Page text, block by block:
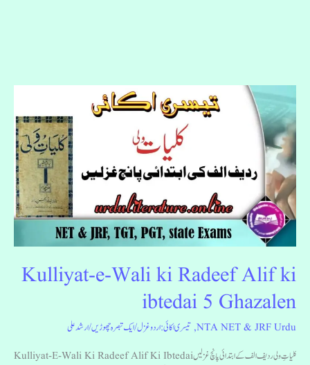
Kulliyat-e-Wali ki Radeef Alif ki
ibtedai 5 Ghazalen
NTA NET & JRF Urdu
, تیسری اکائی: اردو غزل/ایک تبصرہ چھوڑیں/ارشد علی
کلیاتِ ولی ردیف الف کے ابتدائی پانچ غزلیں Kulliyat-E-Wali Ki Radeef Alif Ki Ibtedai
Kulliyat-
e-
Wali
ki
Radeef
Alif
ki
ibtedai
Ghazalen